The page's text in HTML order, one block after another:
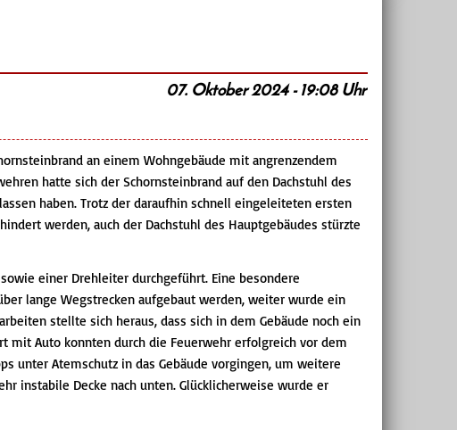
07. Oktober 2024 - 19:08 Uhr
an einem Wohngebäude mit angrenzendem
hatte sich der Schornsteinbrand auf den Dachstuhl des
haben. Trotz der daraufhin schnell eingeleiteten ersten
werden, auch der Dachstuhl des Hauptgebäudes stürzte
einer Drehleiter durchgeführt. Eine besondere
lange Wegstrecken aufgebaut werden, weiter wurde ein
stellte sich heraus, dass sich in dem Gebäude noch ein
mit Auto konnten durch die Feuerwehr erfolgreich vor dem
unter Atemschutz in das Gebäude vorgingen, um weitere
instabile Decke nach unten. Glücklicherweise wurde er